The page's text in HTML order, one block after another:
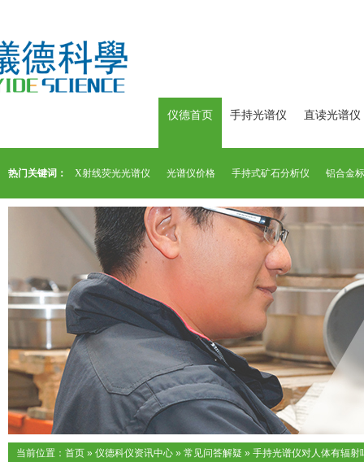
仪德首页 手持光谱仪 直读光谱仪
热门关键词： X射线荧光光谱仪 光谱仪价格 手持式矿石分析仪 铝合金
当前位置： 首页 » 仪德科仪资讯中心 » 常见问答解疑 » 手持光谱仪对人体有辐射